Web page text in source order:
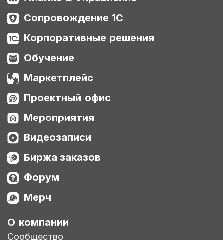
Сопровождение 1С
Корпоративные решения
Обучение
Маркетплейс
Проектный офис
Мероприятия
Видеозаписи
Биржа заказов
Форум
Мерч
О компании
Сообщество